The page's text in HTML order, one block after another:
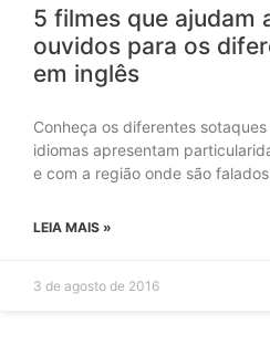
5 filmes que ajudam
ouvidos para os
em inglês
Conheça os diferentes
idiomas apresentam
e com a região onde são
LEIA MAIS »
3 de agosto de 2016